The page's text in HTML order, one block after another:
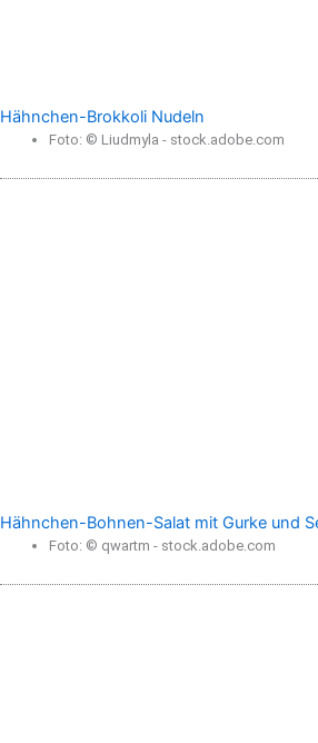
Hähnchen-Brokkoli Nudeln
Foto: © Liudmyla - stock.adobe.com
Hähnchen-Bohnen-Salat mit Gurke und
Foto: © qwartm - stock.adobe.com